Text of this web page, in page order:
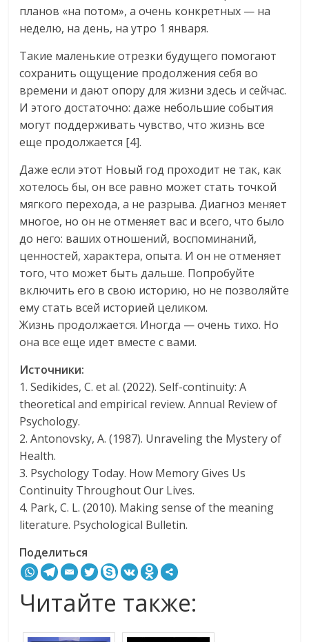
планов «на потом», а очень конкретных — на
неделю, на день, на утро 1 января.
Такие маленькие отрезки будущего помогают
сохранить ощущение продолжения себя во
времени и дают опору для жизни здесь и сейчас.
И этого достаточно: даже небольшие события
могут поддерживать чувство, что жизнь все
еще продолжается [4].
Даже если этот Новый год проходит не так, как
хотелось бы, он все равно может стать точкой
мягкого перехода, а не разрыва. Диагноз меняет
многое, но он не отменяет вас и всего, что было
до него: ваших отношений, воспоминаний,
ценностей, характера, опыта. И он не отменяет
того, что может быть дальше. Попробуйте
включить его в свою историю, но не позволяйте
ему стать всей историей целиком.
Жизнь продолжается. Иногда — очень тихо. Но
она все еще идет вместе с вами.
Источники:
1. Sedikides, C. et al. (2022). Self-continuity: A
theoretical and empirical review. Annual Review of
Psychology.
2. Antonovsky, A. (1987). Unraveling the Mystery of
Health.
3. Psychology Today. How Memory Gives Us
Continuity Throughout Our Lives.
4. Park, C. L. (2010). Making sense of the meaning
literature. Psychological Bulletin.
Поделиться
Читайте также: